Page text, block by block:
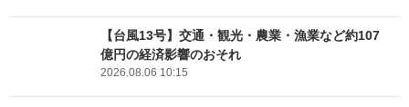
【台風13号】交通・観光・農業・漁業など約107
億円の経済影響のおそれ
2026.08.06 10:15